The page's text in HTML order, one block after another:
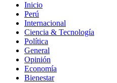
Inicio
Perú
Internacional
Ciencia & Tecnología
Política
General
Opinión
Economía
Bienestar